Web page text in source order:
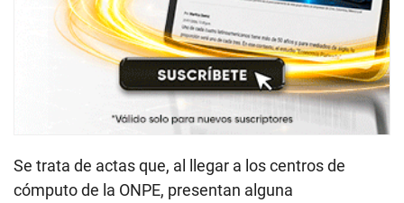
Se trata de actas que, al llegar a los centros de
cómputo de la ONPE, presentan alguna